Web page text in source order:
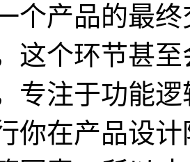
个产品的最
这个环节甚
专注于功能
你在产品设